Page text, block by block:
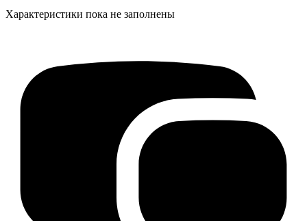
Характеристики пока не заполнены